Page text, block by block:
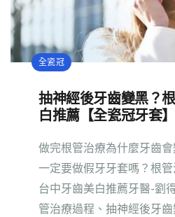
全瓷冠
抽神經後牙齒變黑？
白推薦【全瓷冠牙套】
做完根管治療為什麼牙齒
一定要做假牙牙套嗎？根
台中牙齒美白推薦牙醫-劉
管治療過程、抽神經後牙